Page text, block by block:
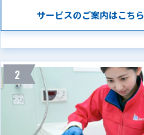
サービスのご案内はこちら
2